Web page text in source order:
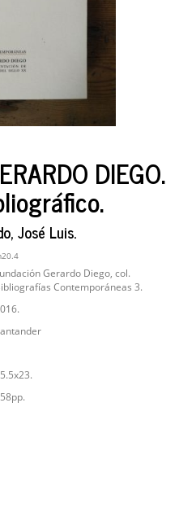
DIEGO.
José Luis.
Gerardo Diego, col.
Contemporáneas 3.